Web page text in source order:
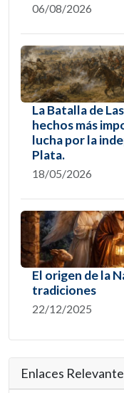
06/08/2026
La Batalla de
hechos más
lucha por la
Plata.
18/05/2026
El origen de la
tradiciones
22/12/2025
Enlaces